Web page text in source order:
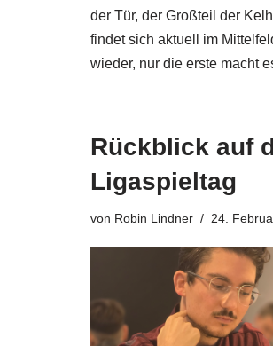
der Tür, der Großteil der
findet sich aktuell im
wieder, nur die erste macht
Rückblick auf
Ligaspieltag
von Robin Lindner 24.